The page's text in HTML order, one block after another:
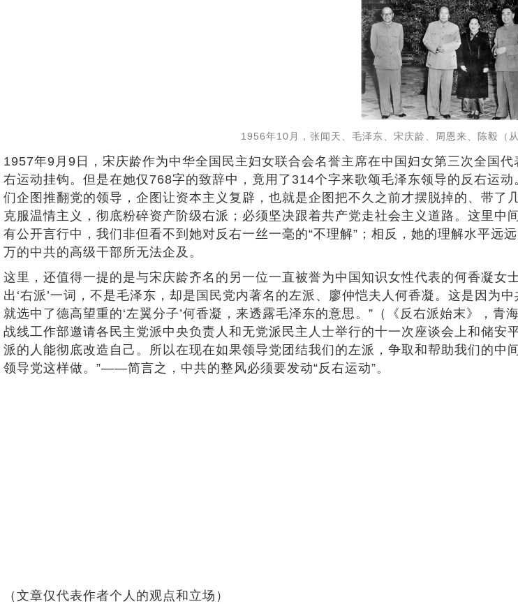
1956年10月，张闻天、毛泽东、宋庆龄、周恩来、陈毅（
1957年9月9日，宋庆龄作为中华全国民主妇女联合会名誉主席在中国妇女第三次全国
右运动挂钩。但是在她仅768字的致辞中，竟用了314个字来歌颂毛泽东领导的反右运
们企图推翻党的领导，企图让资本主义复辟，也就是企图把不久之前才摆脱掉的、带了
克服温情主义，彻底粉碎资产阶级右派；必须坚决跟着共产党走社会主义道路。这里
有公开言行中，我们非但看不到她对反右一丝一毫的“不理解”；相反，她的理解水平
万的中共的高级干部所无法企及。
这里，还值得一提的是与宋庆龄齐名的另一位一直被誉为中国知识女性代表的何香凝女
出‘右派’一词，不是毛泽东，却是国民党内著名的左派、廖仲恺夫人何香凝。这是因为
就选中了德高望重的‘左翼分子’何香凝，来透露毛泽东的意思。”（《反右派始末》，
战线工作部邀请各民主党派中央负责人和无党派民主人士举行的十一次座谈会上和储安
派的人能彻底改造自己。所以在现在如果领导党团结我们的左派，争取和帮助我们的
领导党这样做。”——简言之，中共的整风必须要发动“反右运动”。
（文章仅代表作者个人的观点和立场）